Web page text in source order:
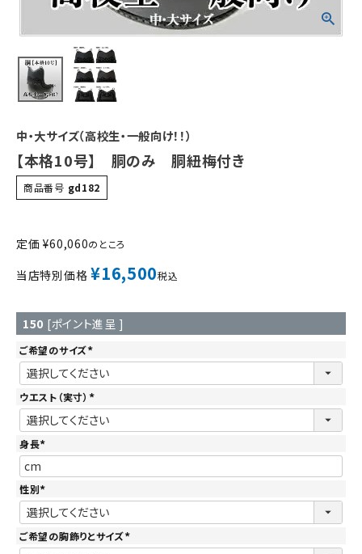
中・大サイズ（高校生・一般向け！！）
【本格10号】 胴のみ 胴紐梅付き
商品番号 gd182
定価 ¥60,060のところ
当店特別価格 ¥16,500税込
150 [ポイント進呈 ]
ご希望のサイズ
(
必
須
)
ウエスト（実寸）
(
必
須
)
身長
(
必
須
)
性別
(
必
須
)
ご希望の胸飾りとサイズ
(